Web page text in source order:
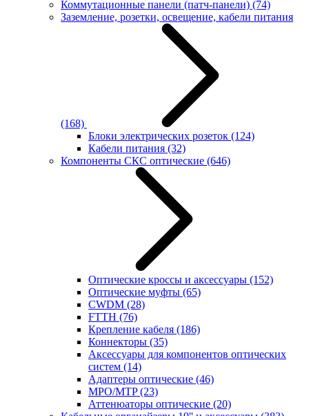
Коммутационные панели (патч-панели) (74)
Заземление, розетки, освещение, кабели питания
(168)
Блоки электрических розеток (124)
Кабели питания (32)
Компоненты СКС оптические (646)
Оптические кроссы и аксессуары (152)
Оптические муфты (65)
CWDM (28)
FTTH (76)
Крепление кабеля (186)
Коннекторы (35)
Аксессуары для компонентов оптических
систем (14)
Адаптеры оптические (46)
MPO/MTP(23)
Аттенюаторы оптические (20)